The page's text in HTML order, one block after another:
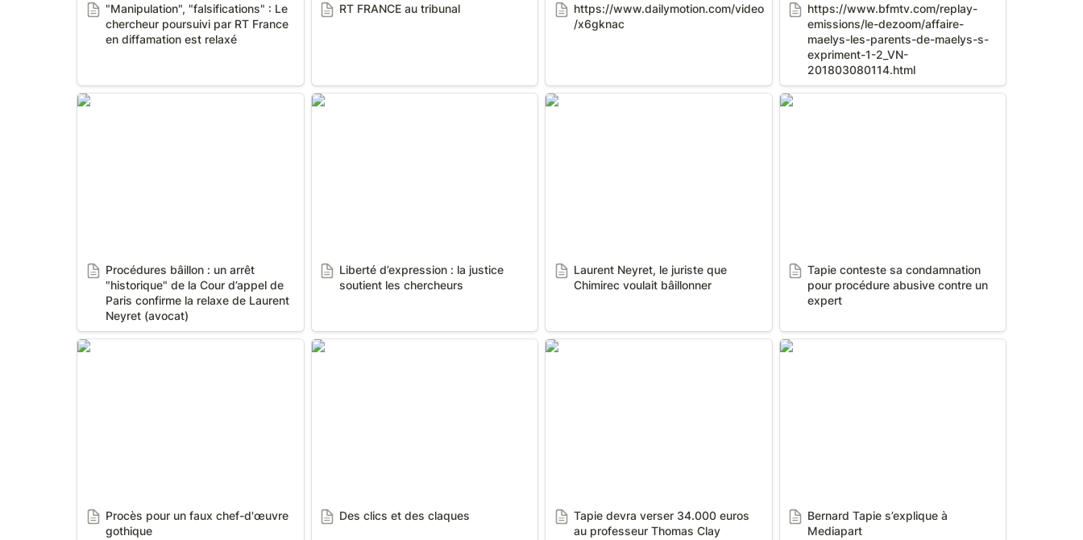
"Manipulation", "falsifications" : Le
chercheur poursuivi par RT France
en diffamation est relaxé
RT FRANCE au tribunal
https://www.dailymotion.com/video
/x6gknac
https://www.bfmtv.com/replay-
emissions/le-dezoom/affaire-
maelys-les-parents-de-maelys-s-
expriment-1-2_VN-
201803080114.html
Procédures bâillon : un arrêt
Procédures bâillon : un arrêt
"historique" de la Cour d’appel de
Paris confirme la relaxe de Laurent
Neyret (avocat)
Liberté d’expression : la justice
Liberté d’expression : la justice
soutient les chercheurs
Laurent Neyret, le juriste que
Laurent Neyret, le juriste que
Chimirec voulait bâillonner
Tapie conteste sa condamnation
Tapie conteste sa condamnation
pour procédure abusive contre un
expert
Procès pour un faux chef-d'œuvre
Procès pour un faux chef-d'œuvre
gothique
Des clics et des claques
Des clics et des claques
Tapie devra verser 34.000 euros au
Tapie devra verser 34.000 euros
au professeur Thomas Clay
Bernard Tapie s’explique à
Bernard Tapie s’explique à
Mediapart